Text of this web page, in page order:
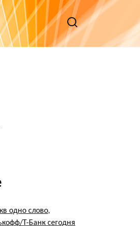
одно слово,
Т-Банк сегодня